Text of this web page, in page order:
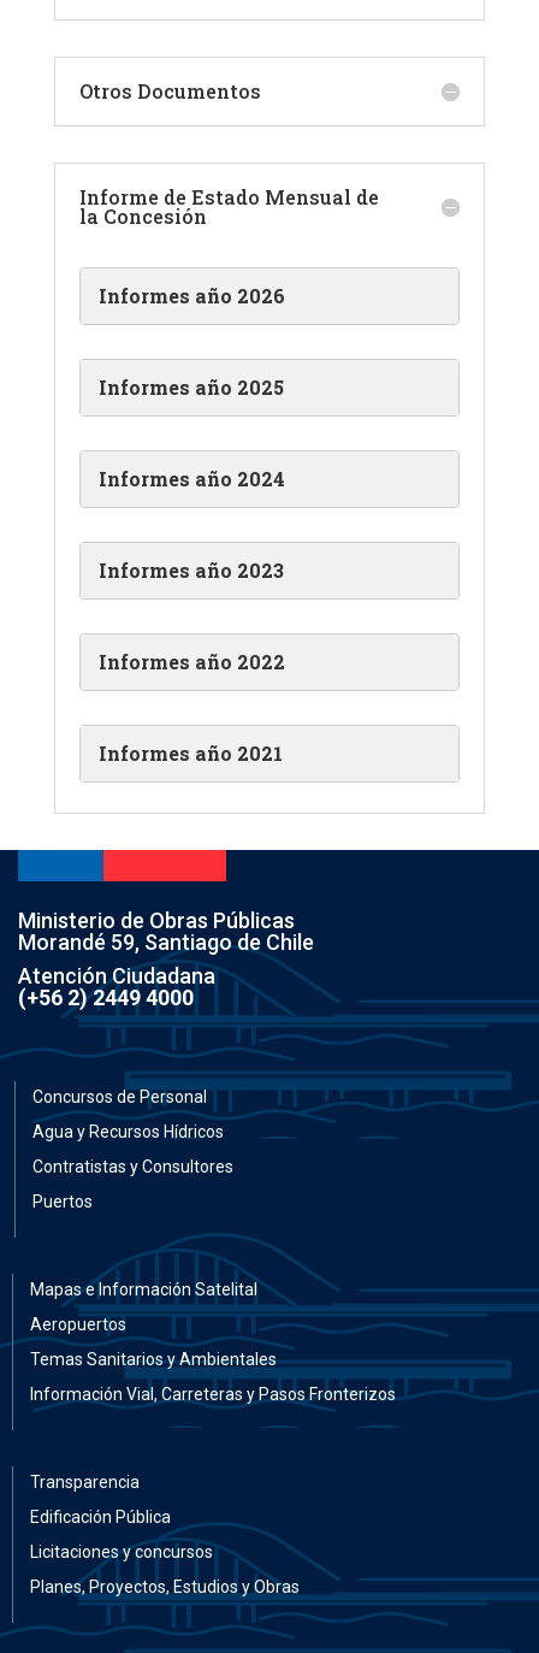
Otros Documentos
Informe de Estado Mensual de
la Concesión
Informes año 2026
Informes año 2025
Informes año 2024
Informes año 2023
Informes año 2022
Informes año 2021
Ministerio de Obras Públicas
Morandé 59, Santiago de Chile
Atención Ciudadana
(+56 2) 2449 4000
Concursos de Personal
Agua y Recursos Hídricos
Contratistas y Consultores
Puertos
Mapas e Información Satelital
Aeropuertos
Temas Sanitarios y Ambientales
Información Vial, Carreteras y Pasos Fronterizos
Transparencia
Edificación Pública
Licitaciones y concursos
Planes, Proyectos, Estudios y Obras